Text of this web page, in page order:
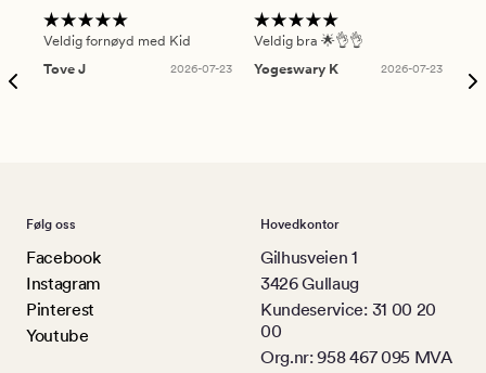
Veldig fornøyd med Kid
Tove J
2026-07-23
Veldig bra 🌟👌👌
Yogeswary K
2026-07-23
Følg oss
Facebook
Instagram
Pinterest
Youtube
Hovedkontor
Gilhusveien 1
3426 Gullaug
Kundeservice: 31 00 20
00
Org.nr: 958 467 095 MVA